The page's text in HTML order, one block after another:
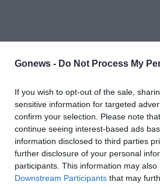
Gonews - Do Not Process My
If you wish to opt-out of the sale,
sensitive information for targeted
confirm your selection. Please note
continue seeing interest-based ads
information disclosed to third parties
further disclosure of your personal
participants. This information may
Downstream Participants that may